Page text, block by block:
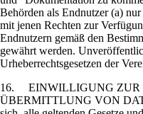
Behörden als Endnutzer (a)
mit jenen Rechten zur
Endnutzern gemäß den
gewährt werden.
Urheberrechtsgesetzen der
16. EINWILLIGUNG ZUR
ÜBERMITTLUNG VON